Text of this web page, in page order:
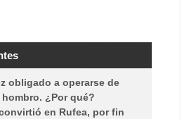
obligado a operarse de
¿Por qué?
en Rufea, por fin